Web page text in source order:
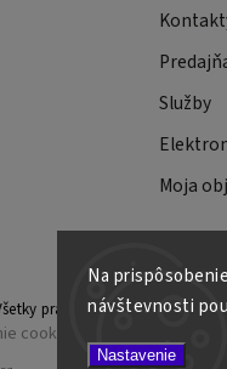
Na
návštevnosti
Nastavenie
Služby
Moja
práva vyhradené.
cookies